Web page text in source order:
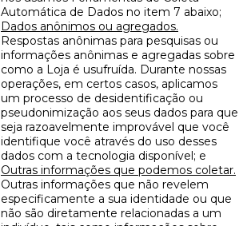
Automática de Dados no item 7 abaixo;
Dados anônimos ou agregados.
Respostas anônimas para pesquisas ou
informações anônimas e agregadas sobre
como a Loja é usufruída. Durante nossas
operações, em certos casos, aplicamos
um processo de desidentificação ou
pseudonimização aos seus dados para que
seja razoavelmente improvável que você
identifique você através do uso desses
dados com a tecnologia disponível; e
Outras informações que podemos coletar.
Outras informações que não revelem
especificamente a sua identidade ou que
não são diretamente relacionadas a um